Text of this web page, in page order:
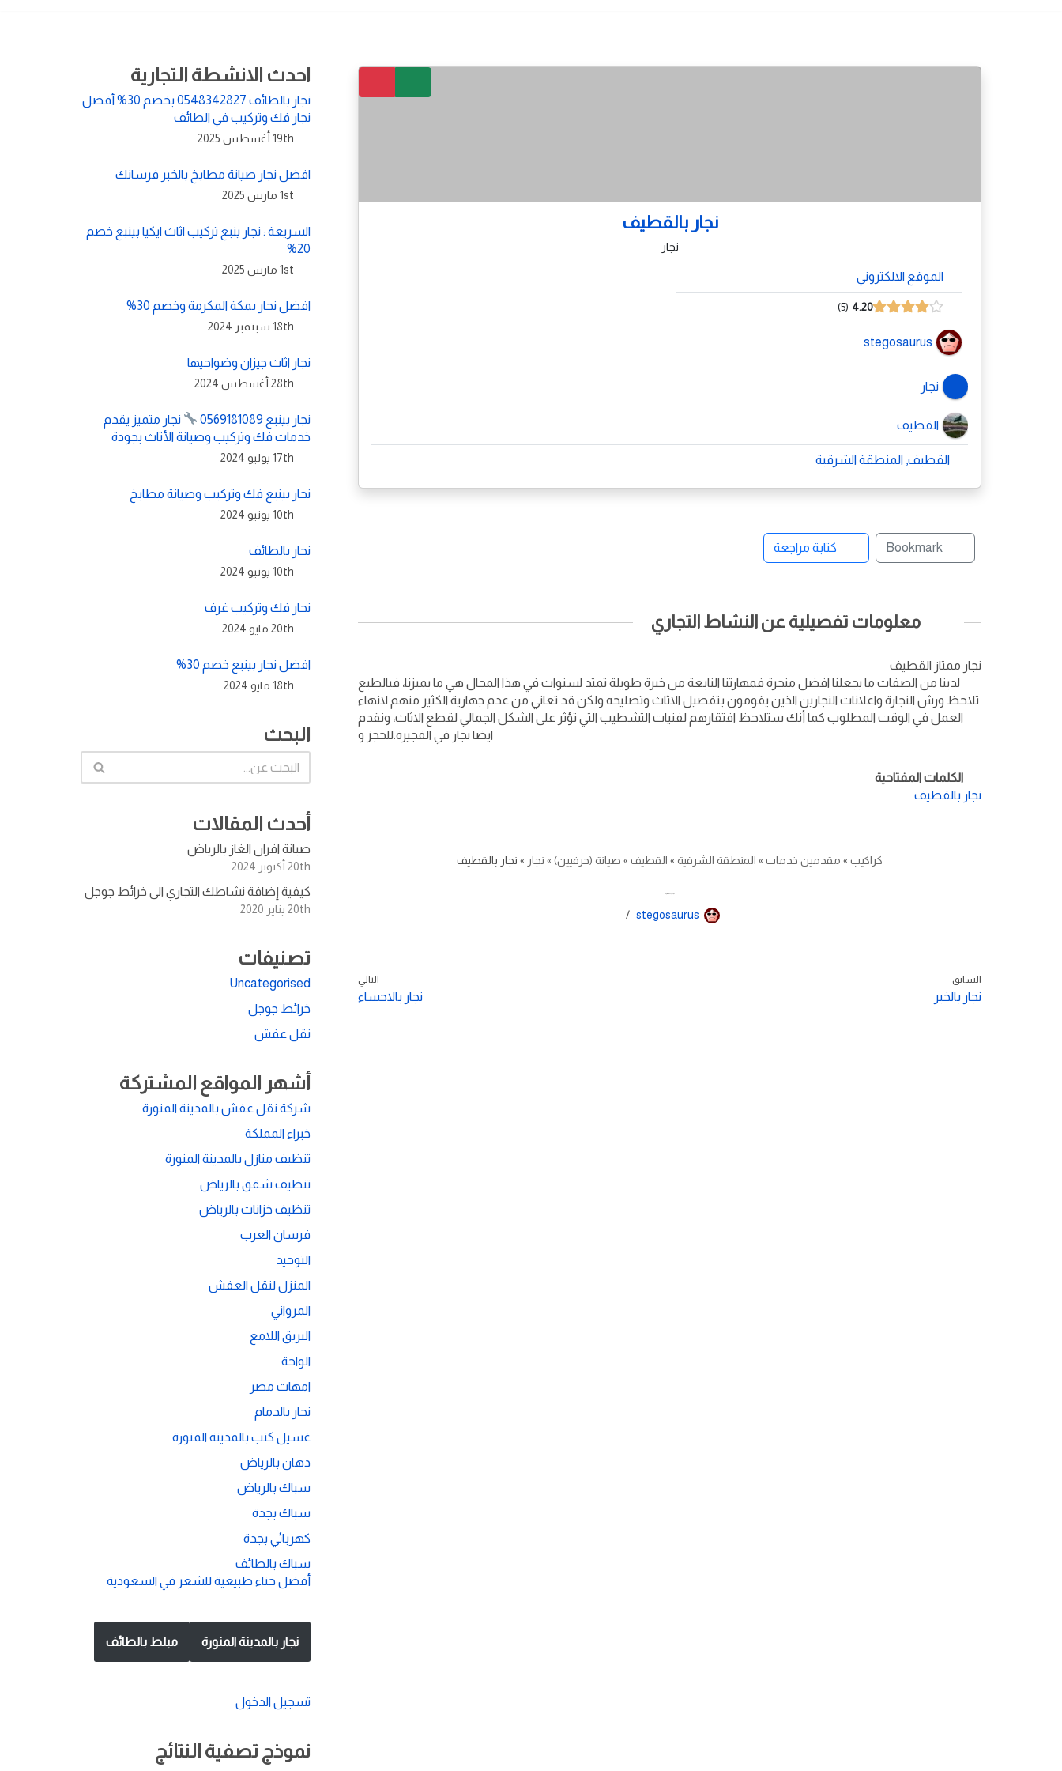
نجار بالقطيف
نجار
الموقع الالكتروني
4.20
5
stegosaurus
نجار
القطيف
القطيف, المنطقة الشرقية
Bookmark كتابة مراجعة
معلومات تفصيلية عن النشاط التجاري
نجار ممتاز القطيف
لدينا من الصفات ما يجعلنا افضل منجرة فمهارتنا النابعة من خبرة طويلة تمتد لسنوات في هذا المجال هي ما يميزنا، فبالطبع
تلاحظ ورش النجارة واعلانات النجارين الذين يقومون بتفصيل الاثاث وتصليحه ولكن قد تعاني من عدم جهازية الكثير منهم لانهاء
العمل في الوقت المطلوب كما أنك ستلاحظ افتقارهم لفنيات التشطيب التي تؤثر على الشكل الجمالي لقطع الاثاث، ونقدم
ايضا نجار في الفجيرة.للحجز و
الكلمات المفتاحية
نجار بالقطيف
كراكيب» مقدمين خدمات» المنطقة الشرقية» القطيف» صيانة (حرفيين)» نجار » نجار بالقطيف
نجار بالقطيف
stegosaurus
السابق
نجار بالخبر
التالي
نجار بالاحساء
احدث الانشطة التجارية
نجار بالطائف 0548342827 بخصم 30% أفضل
نجار فك وتركيب في الطائف
19th أغسطس 2025
افضل نجار صيانة مطابخ بالخبر فرسانك
1st مارس 2025
السريعة : نجار ينبع تركيب اثاث ايكيا بينبع خصم
20%
1st مارس 2025
افضل نجار بمكة المكرمة وخصم 30%
18th سبتمبر 2024
نجار اثاث جيزان وضواحيها
28th أغسطس 2024
نجار بينبع 0569181089
نجار متميز يقدم
خدمات فك وتركيب وصيانة الأثاث بجودة
17th يوليو 2024
نجار بينبع فك وتركيب وصيانة مطابخ
10th يونيو 2024
نجار بالطائف
10th يونيو 2024
نجار فك وتركيب غرف
20th مايو 2024
افضل نجار بينبع خصم 30%
18th مايو 2024
البحث
أحدث المقالات
صيانة افران الغاز بالرياض
20th أكتوبر 2024
كيفية إضافة نشاطك التجاري الى خرائط جوجل
20th يناير 2020
تصنيفات
Uncategorised
خرائط جوجل
نقل عفش
أشهر المواقع المشتركة
شركة نقل عفش بالمدينة المنورة
خبراء المملكة
تنظيف منازل بالمدينة المنورة
تنظيف شقق بالرياض
تنظيف خزانات بالرياض
فرسان العرب
التوحيد
المنزل لنقل العفش
المرواني
البريق اللامع
الواحة
امهات مصر
نجار بالدمام
غسيل كنب بالمدينة المنورة
دهان بالرياض
سباك بالرياض
سباك بجدة
كهربائي بجدة
سباك بالطائف
أفضل حناء طبيعية للشعر في السعودية
نجار بالمدينة المنورة مبلط بالطائف
تسجيل الدخول
نموذج تصفية النتائج